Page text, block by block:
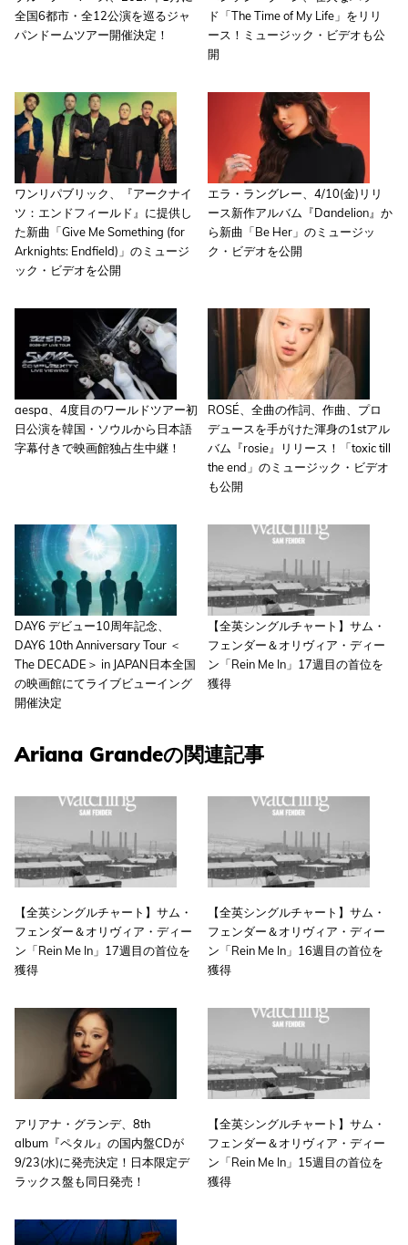
全国6都市・全12公演を巡るジャ
パンドームツアー開催決定！
ド「The Time of My Life」をリリ
ース！ミュージック・ビデオも公
開
ワンリパブリック、『アークナイ
ツ：エンドフィールド』に提供し
た新曲「Give Me Something (for
Arknights: Endfield)」のミュージ
ック・ビデオを公開
エラ・ラングレー、4/10(金)リリ
ース新作アルバム『Dandelion』か
ら新曲「Be Her」のミュージッ
ク・ビデオを公開
aespa、4度目のワールドツアー初
日公演を韓国・ソウルから日本語
字幕付きで映画館独占生中継！
ROSÉ、全曲の作詞、作曲、プロ
デュースを手がけた渾身の1stアル
バム『rosie』リリース！「toxic till
the end」のミュージック・ビデオ
も公開
DAY6 デビュー10周年記念、
DAY6 10th Anniversary Tour ＜
The DECADE＞ in JAPAN日本全国
の映画館にてライブビューイング
開催決定
【全英シングルチャート】サム・
フェンダー＆オリヴィア・ディー
ン「Rein Me In」17週目の首位を
獲得
Ariana Grandeの関連記事
【全英シングルチャート】サム・
フェンダー＆オリヴィア・ディー
ン「Rein Me In」17週目の首位を
獲得
【全英シングルチャート】サム・
フェンダー＆オリヴィア・ディー
ン「Rein Me In」16週目の首位を
獲得
アリアナ・グランデ、8th
album『ペタル』の国内盤CDが
9/23(水)に発売決定！日本限定デ
ラックス盤も同日発売！
【全英シングルチャート】サム・
フェンダー＆オリヴィア・ディー
ン「Rein Me In」15週目の首位を
獲得